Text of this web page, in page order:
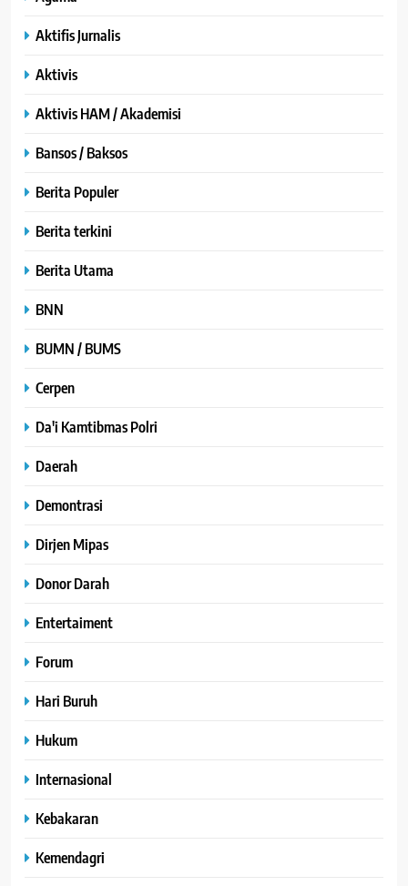
Aktifis Jurnalis
Aktivis
Aktivis HAM / Akademisi
Bansos / Baksos
Berita Populer
Berita terkini
Berita Utama
BNN
BUMN / BUMS
Cerpen
Da'i Kamtibmas Polri
Daerah
Demontrasi
Dirjen Mipas
Donor Darah
Entertaiment
Forum
Hari Buruh
Hukum
Internasional
Kebakaran
Kemendagri